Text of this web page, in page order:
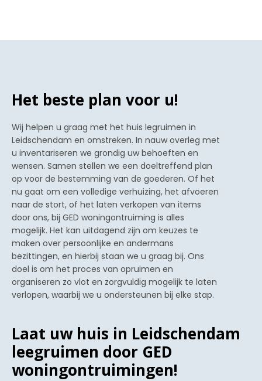
Het beste plan voor u!
Wij helpen u graag met het huis legruimen in
Leidschendam en omstreken. In nauw overleg met
u inventariseren we grondig uw behoeften en
wensen. Samen stellen we een doeltreffend plan
op voor de bestemming van de goederen. Of het
nu gaat om een volledige verhuizing, het afvoeren
naar de stort, of het laten verkopen van items
door ons, bij GED woningontruiming is alles
mogelijk. Het kan uitdagend zijn om keuzes te
maken over persoonlijke en andermans
bezittingen, en hierbij staan we u graag bij. Ons
doel is om het proces van opruimen en
organiseren zo vlot en zorgvuldig mogelijk te laten
verlopen, waarbij we u ondersteunen bij elke stap.
Laat uw huis in Leidschendam
leegruimen door GED
woningontruimingen!